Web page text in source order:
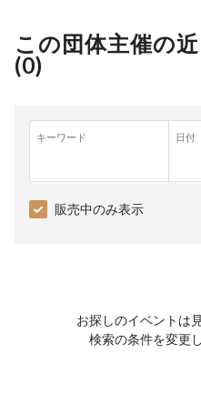
この団体主催の
(0)
キーワード 日付
販売中のみ表示
お探しのイベントは
検索の条件を変更